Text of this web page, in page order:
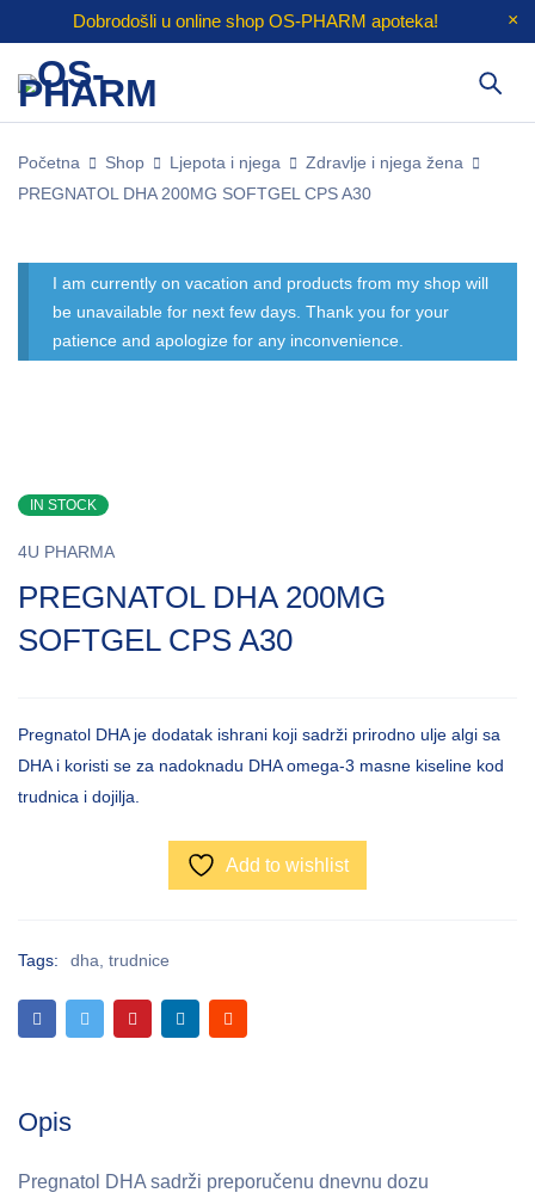
Dobrodošli u online shop OS-PHARM apoteka!
Početna Shop Ljepota i njega
Zdravlje i njega žena
PREGNATOL DHA 200MG SOFTGEL CPS A30
I am currently on vacation and products from my shop will
be unavailable for next few days. Thank you for your
patience and apologize for any inconvenience.
IN STOCK
4U PHARMA
PREGNATOL DHA 200MG
SOFTGEL CPS A30
Pregnatol DHA je dodatak ishrani koji sadrži prirodno ulje algi sa
DHA i koristi se za nadoknadu DHA omega-3 masne kiseline kod
trudnica i dojilja.
Add to wishlist
Tags: dha, trudnice
Opis
Pregnatol DHA sadrži preporučenu dnevnu dozu